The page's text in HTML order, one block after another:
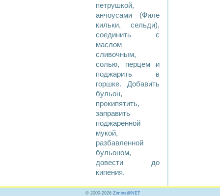
петрушкой,
анчоусами (Филе
кильки, сельди),
соединить с
маслом
сливочным,
солью, перцем и
поджарить в
горшке. Добавить
бульон,
прокипятить,
заправить
поджаренной
мукой,
разбавленной
бульоном,
довести до
кипения.
© 2000-2026 Zimins@NET